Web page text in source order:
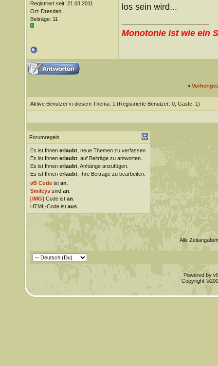
Registriert seit: 21.03.2011
Ort: Dresden
Beiträge: 11
los sein wird...
Monotonie ist wie ein
«
Aktive Benutzer in diesem Thema: 1 (Registrierte Benutzer: 0, Gäste: 1)
Forumregeln
Es ist Ihnen erlaubt, neue Themen zu verfassen.
Es ist Ihnen erlaubt, auf Beiträge zu antworten.
Es ist Ihnen erlaubt, Anhänge anzufügen.
Es ist Ihnen erlaubt, Ihre Beiträge zu bearbeiten.
vB Codeist an
Smileyssind an
[IMG] Code ist an
HTML-Code ist aus.
Alle
Powered by
Copyright